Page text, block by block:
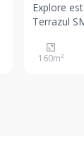
Explore
Terrazul
ideal
160m²